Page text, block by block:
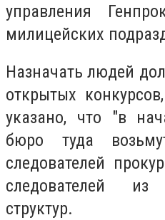
управления
милицейских
Назначать людей
открытых
указано, что "в
бюро туда
следователей
следователей
структур.